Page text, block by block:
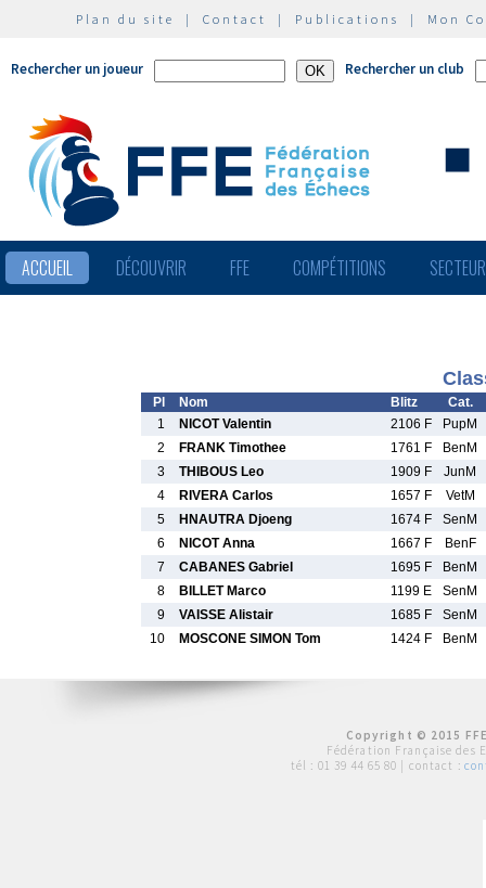
Plan du site | Contact | Publications | Mon
Rechercher un joueur Rechercher un club
ACCUEIL DÉCOUVRIR FFE COMPÉTITIONS
Pl Nom Blitz
Cat.
1
NICOT Valentin 2106 F
PupM
2
FRANK Timothee 1761 F
BenM
3
THIBOUS Leo 1909 F
JunM
4
RIVERA Carlos 1657 F
VetM
5
HNAUTRA Djoeng 1674 F
SenM
6
NICOT Anna 1667 F
BenF
7
CABANES Gabriel 1695 F
BenM
8
BILLET Marco 1199 E
SenM
9
VAISSE Alistair 1685 F
SenM
10
MOSCONE SIMON Tom 1424 F BenM
Copyright © 2015
Fédération Française des
tél : 01 39 44 65 80 | contact :